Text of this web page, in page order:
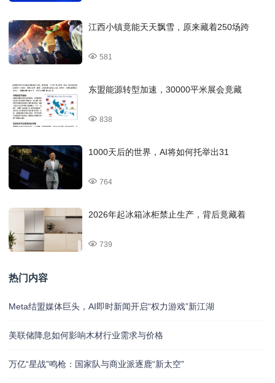
江西小镇竟能天天飘雪，原来藏着250场跨
581
东盟能源转型加速，30000平米展会竟藏
838
1000天后的世界，AI将如何托举出31
764
2026年起冰箱冰柜禁止生产，背后竟藏着
739
热门内容
Meta结盟媒体巨头，AI即时新闻开启“权力游戏”新江湖
美联储降息如何影响木材行业需求与价格
万亿“星战”鸣枪：国家队与商业派逐鹿“新太空”